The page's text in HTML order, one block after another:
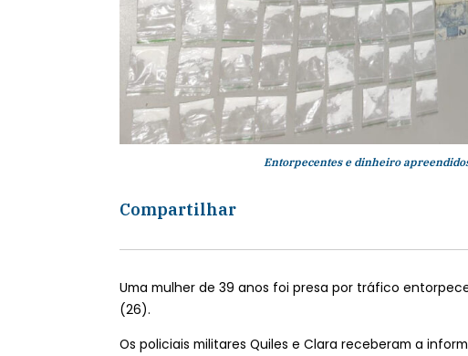
Entorpecentes e dinheiro
Compartilhar
Uma mulher de 39 anos foi presa por tráfico
(26).
Os policiais militares Quiles e Clara receberam a